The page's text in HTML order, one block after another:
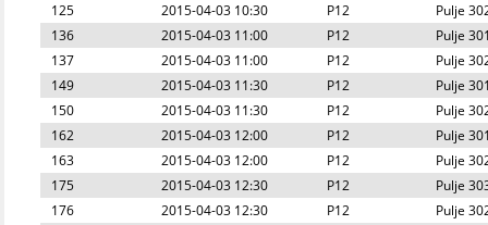
125
2015-04-03 10:30 P12
Pulje
136
2015-04-03 11:00 P12
Pulje
137
2015-04-03 11:00 P12
Pulje
149
2015-04-03 11:30 P12
Pulje
150
2015-04-03 11:30 P12
Pulje
162
2015-04-03 12:00 P12
Pulje
163
2015-04-03 12:00 P12
Pulje
175
2015-04-03 12:30 P12
Pulje
176
2015-04-03 12:30 P12
Pulje